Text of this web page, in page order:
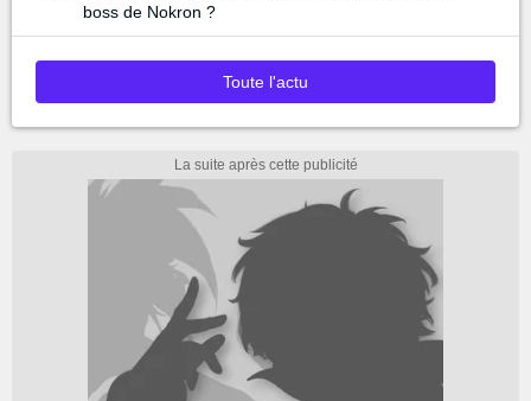
boss de Nokron ?
Toute l'actu